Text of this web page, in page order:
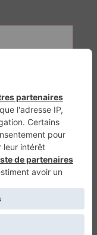
VTTAE.fr FullAttack